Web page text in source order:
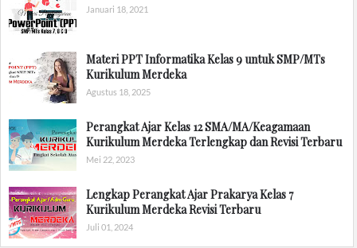
Januari 18, 2021
Materi PPT Informatika Kelas 9 untuk SMP/MTs
Kurikulum Merdeka
Agustus 18, 2025
Perangkat Ajar Kelas 12 SMA/MA/Keagamaan
Kurikulum Merdeka Terlengkap dan Revisi Terbaru
Mei 22, 2023
Lengkap Perangkat Ajar Prakarya Kelas 7
Kurikulum Merdeka Revisi Terbaru
Juli 01, 2024